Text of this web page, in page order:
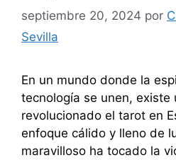
septiembre 20, 2024 por
Sevilla
En un mundo donde la
tecnología se unen, existe
revolucionado el tarot en
enfoque cálido y lleno de
maravilloso ha tocado la